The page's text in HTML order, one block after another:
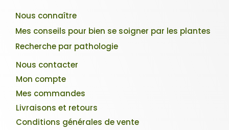
Nous connaître
Mes conseils pour bien se soigner par les plantes
Recherche par pathologie
Nous contacter
Mon compte
Mes commandes
Livraisons et retours
Conditions générales de vente